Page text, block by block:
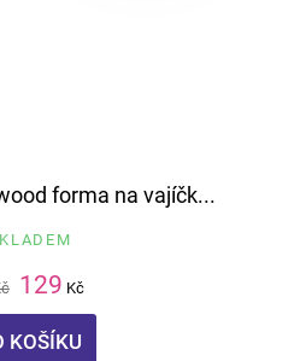
forma na vajíčk...
129 Kč
KOŠÍKU